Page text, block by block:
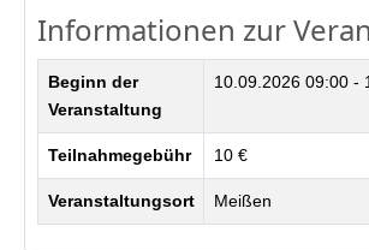
Informationen zur
Beginn der
Veranstaltung
10.09.2026 09:00 -
Teilnahmegebühr 10 €
Veranstaltungsort Meißen